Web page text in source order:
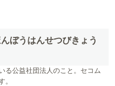
ぼうはんせつびきょう
る公益社団法人のこと。セコム
。